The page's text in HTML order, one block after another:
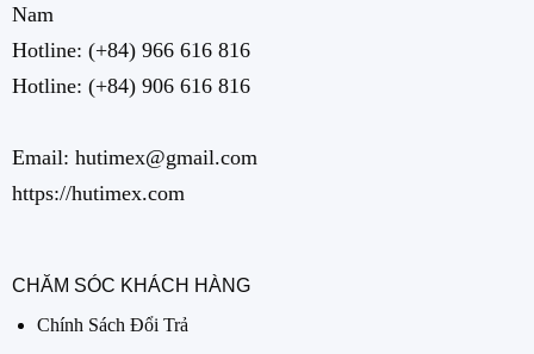
Nam
Hotline: (+84) 966 616 816
Hotline: (+84) 906 616 816
Email: hutimex@gmail.com
https://hutimex.com
CHĂM SÓC KHÁCH HÀNG
Chính Sách Đổi Trả